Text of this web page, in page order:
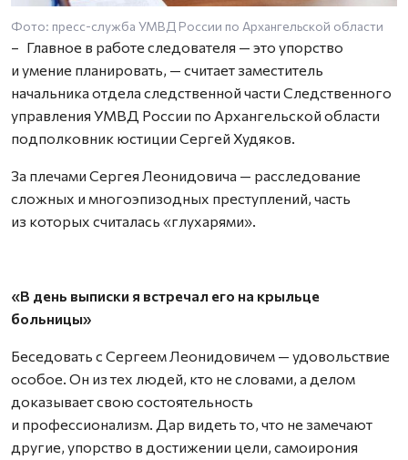
Фото: пресс-служба УМВД России по Архангельской области
– Главное в работе следователя — это упорство
и умение планировать, — считает заместитель
начальника отдела следственной части Следственного
управления УМВД России по Архангельской области
подполковник юстиции Сергей Худяков.
За плечами Сергея Леонидовича — расследование
сложных и многоэпизодных преступлений, часть
из которых считалась «глухарями».
«В день выписки я встречал его на крыльце
больницы»
Беседовать с Сергеем Леонидовичем — удовольствие
особое. Он из тех людей, кто не словами, а делом
доказывает свою состоятельность
и профессионализм. Дар видеть то, что не замечают
другие, упорство в достижении цели, самоирония